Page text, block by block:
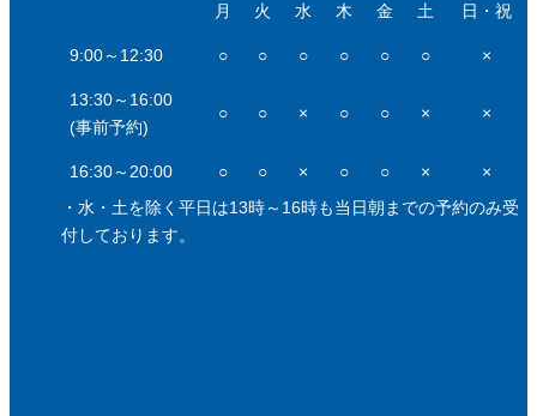
月 火 水 木 金 土 日・祝
9:00～12:30 ○ ○ ○ ○ ○ ○ ×
13:30～16:00
(事前予約)
○ ○ × ○ ○ × ×
16:30～20:00 ○ ○ × ○ ○ ×
×
・水・土を除く平日は13時～16時も当日朝までの予約のみ受
付しております。